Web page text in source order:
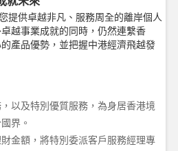
提供卓越非凡、服務周全的離岸個人
越事業成就的同時，仍然連繫香
產品優勢，並把握中港經濟飛越發
以及特別優質服務，為身居香港境
界。
金額，將特別委派客戶服務經理專